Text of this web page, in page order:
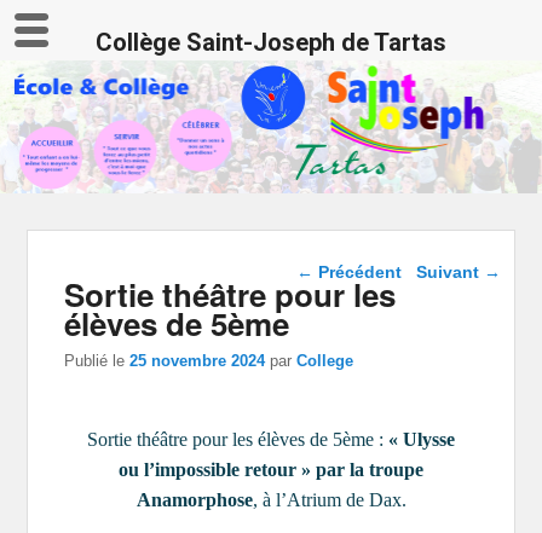
Navigation dans les
← Précédent Suivant →
Sortie théâtre pour les
élèves de 5ème
Publié le25 novembre 2024 parCollege
Sortie théâtre pour les élèves de 5ème : « Ulysse
ou l’impossible retour » par la troupe
Anamorphose, à l’Atrium de Dax.
Collège Saint-Joseph de Tartas